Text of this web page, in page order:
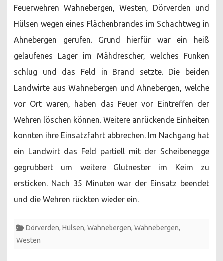
Feuerwehren Wahnebergen, Westen, Dörverden und
Hülsen wegen eines Flächenbrandes im Schachtweg in
Ahnebergen gerufen. Grund hierfür war ein heiß
gelaufenes Lager im Mähdrescher, welches Funken
schlug und das Feld in Brand setzte. Die beiden
Landwirte aus Wahnebergen und Ahnebergen, welche
vor Ort waren, haben das Feuer vor Eintreffen der
Wehren löschen können. Weitere anrückende Einheiten
konnten ihre Einsatzfahrt abbrechen. Im Nachgang hat
ein Landwirt das Feld partiell mit der Scheibenegge
gegrubbert um weitere Glutnester im Keim zu
ersticken. Nach 35 Minuten war der Einsatz beendet
und die Wehren rückten wieder ein.
Dörverden, Hülsen, Wahnebergen, Wahnebergen,
Westen